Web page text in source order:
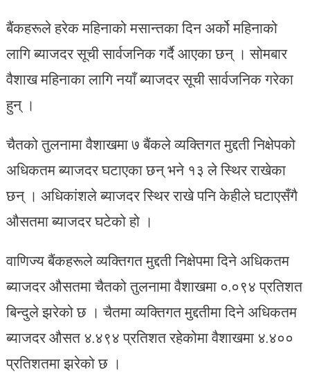
बैंकहरूले हरेक महिनाको मसान्तका दिन अर्को महिनाको
लागि ब्याजदर सूची सार्वजनिक गर्दै आएका छन् । सोमबार
वैशाख महिनाका लागि नयाँ ब्याजदर सूची सार्वजनिक गरेका
हुन् ।
चैतको तुलनामा वैशाखमा ७ बैंकले व्यक्तिगत मुद्दती निक्षेपको
अधिकतम ब्याजदर घटाएका छन् भने १३ ले स्थिर राखेका
छन् । अधिकांशले ब्याजदर स्थिर राखे पनि केहीले घटाएसँगै
औसतमा ब्याजदर घटेको हो ।
वाणिज्य बैंकहरूले व्यक्तिगत मुद्दती निक्षेपमा दिने अधिकतम
ब्याजदर औसतमा चैतको तुलनामा वैशाखमा ०.०९४ प्रतिशत
बिन्दुले झरेको छ । चैतमा व्यक्तिगत मुद्दतीमा दिने अधिकतम
ब्याजदर औसत ४.४९४ प्रतिशत रहेकोमा वैशाखमा ४.४००
प्रतिशतमा झरेको छ ।